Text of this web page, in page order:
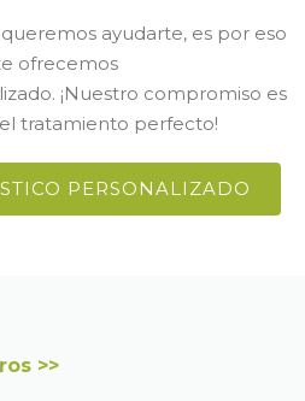
ayudarte, es por eso
ofrecemos
¡Nuestro compromiso es
tratamiento perfecto!
PERSONALIZADO
>>